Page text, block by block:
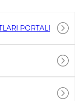
PORTALI